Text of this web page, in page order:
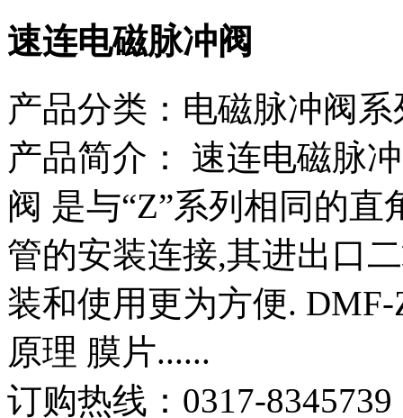
速连电磁脉冲阀
产品分类： 电磁脉冲阀系
产品简介：
速连电磁脉
阀 是与“Z”系列相同的
管的安装连接,其进出口
装和使用更为方便.
原理 膜片......
订购热线： 0317-8345739